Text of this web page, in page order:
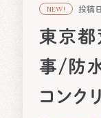
NEW! 投稿
東京都
事/防
コンク